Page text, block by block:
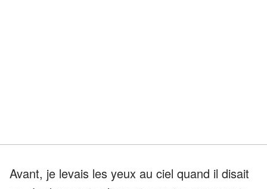
Avant, je levais les yeux au ciel quand il disait